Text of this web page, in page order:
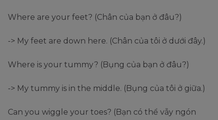
Where are your feet? (Chân của bạn ở đâu?)
-> My feet are down here. (Chân của tôi ở dưới đây.)
Where is your tummy? (Bụng của bạn ở đâu?)
-> My tummy is in the middle. (Bụng của tôi ở giữa.)
Can you wiggle your toes? (Bạn có thể vẫy ngón